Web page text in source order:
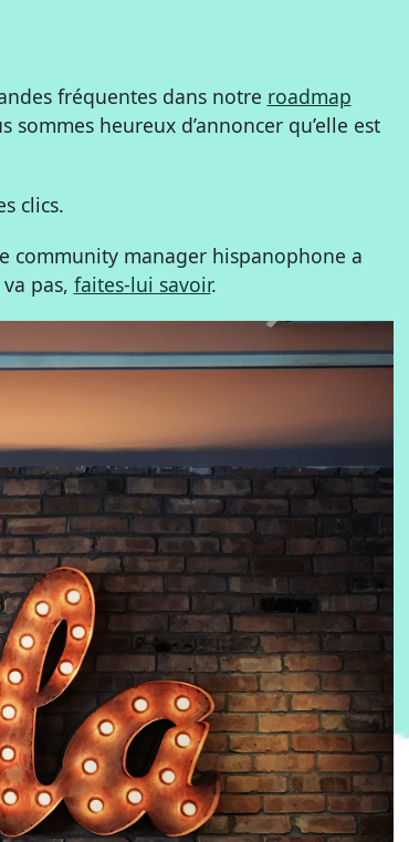
fréquentes dans notre roadmap
heureux d’annoncer qu’elle est
clics.
community manager hispanophone a
pas, faites-lui savoir.